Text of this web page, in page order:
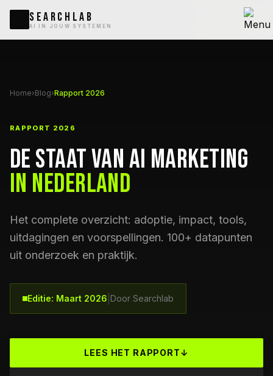
SEARCHLAB
AI IN JOUW SYSTEMEN
Home›Blog›Rapport 2026
RAPPORT 2026
De Staat van AI Marketing
in Nederland
Het complete overzicht: adoptie, impact, tools,
uitdagingen en voorspellingen. 100+ datapunten
uit onderzoek en praktijk.
Editie: Maart 2026 Door Searchlab
LEES HET RAPPORT↓